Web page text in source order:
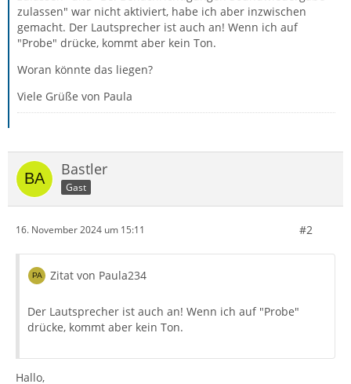
zulassen" war nicht aktiviert, habe ich aber inzwischen
gemacht. Der Lautsprecher ist auch an! Wenn ich auf
"Probe" drücke, kommt aber kein Ton.
Woran könnte das liegen?
Viele Grüße von Paula
Bastler
Gast
16. November 2024 um 15:11 #2
Zitat von Paula234
Der Lautsprecher ist auch an! Wenn ich auf "Probe"
drücke, kommt aber kein Ton.
Hallo,